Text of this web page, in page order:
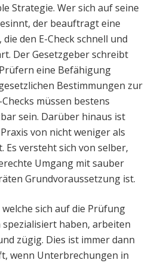
Strategie. Wer sich auf seine
der beauftragt eine
den E-Check schnell und
Der Gesetzgeber schreibt
eine Befähigung
Bestimmungen zur
müssen bestens
sein. Darüber hinaus ist
von nicht weniger als
Es versteht sich von selber,
Umgang mit sauber
Grundvoraussetzung ist.
sich auf die Prüfung
haben, arbeiten
zügig. Dies ist immer dann
wenn Unterbrechungen in